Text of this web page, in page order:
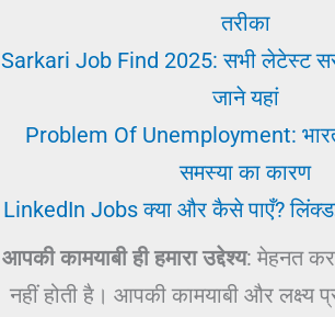
तरीका
Sarkari Job Find 2025: सभी लेटेस्ट
जाने यहां
Problem Of Unemployment: भारत
समस्या का कारण
LinkedIn Jobs क्या और कैसे पाएँ?
आपकी कामयाबी ही हमारा उद्देश्य: मेहनत
नहीं होती है। आपकी कामयाबी और लक्ष्य